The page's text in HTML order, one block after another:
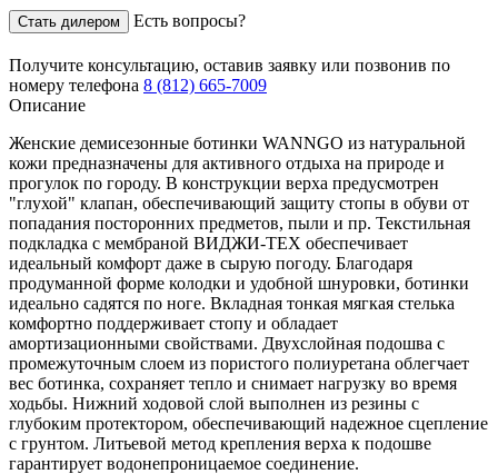
Стать дилером Есть вопросы?
Получите консультацию, оставив заявку или позвонив по
номеру телефона 8 (812) 665-7009
Описание
Женские демисезонные ботинки WANNGO из натуральной
кожи предназначены для активного отдыха на природе и
прогулок по городу. В конструкции верха предусмотрен
"глухой" клапан, обеспечивающий защиту стопы в обуви от
попадания посторонних предметов, пыли и пр. Текстильная
подкладка с мембраной ВИДЖИ-TEX обеспечивает
идеальный комфорт даже в сырую погоду. Благодаря
продуманной форме колодки и удобной шнуровки, ботинки
идеально садятся по ноге. Вкладная тонкая мягкая стелька
комфортно поддерживает стопу и обладает
амортизационными свойствами. Двухслойная подошва с
промежуточным слоем из пористого полиуретана облегчает
вес ботинка, сохраняет тепло и снимает нагрузку во время
ходьбы. Нижний ходовой слой выполнен из резины с
глубоким протектором, обеспечивающий надежное сцепление
с грунтом. Литьевой метод крепления верха к подошве
гарантирует водонепроницаемое соединение.